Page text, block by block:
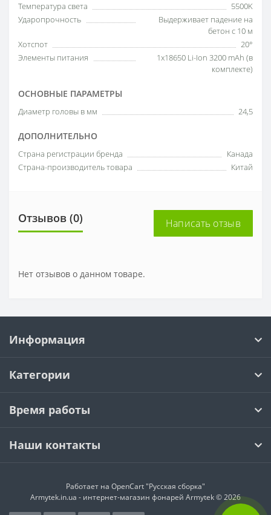
Температура света
5500K
Ударопрочность
Выдерживает падение на
бетон с 10 м
Хотспот
20°
Элементы питания
1x18650 Li-Ion 3200 mAh (в
комплекте)
ОСНОВНЫЕ ПАРАМЕТРЫ
Диаметр головы в мм 24,5
ДОПОЛНИТЕЛЬНО
Страна регистрации бренда
Канада
Страна-производитель товара
Китай
Отзывов (0) Написать отзыв
Нет отзывов о данном товаре.
Информация
Категории
Время работы
Наши контакты
Работает на OpenCart "Русская сборка"
Armytek.in.ua - интернет-магазин фонарей Armytek © 2026